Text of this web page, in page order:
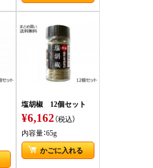
塩胡椒 12個セット
¥6,162（税込）
内容量：65g
かごに入れる